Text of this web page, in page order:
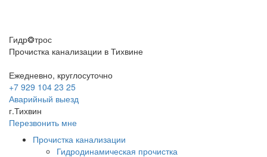
Гидр❂трос
Прочистка канализации в Тихвине
Ежедневно, круглосуточно
+7 929 104 23 25
Аварийный выезд
г.Тихвин
Перезвонить мне
Прочистка канализации
Гидродинамическая прочистка